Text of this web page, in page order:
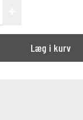
Læg i kurv